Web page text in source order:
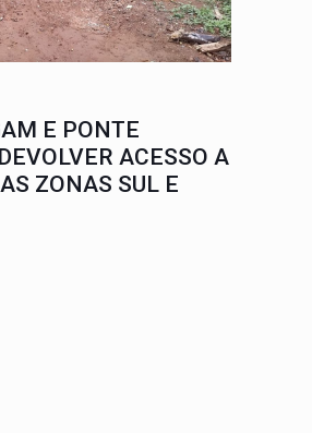
E PONTE
ACESSO A
ZONAS SUL E